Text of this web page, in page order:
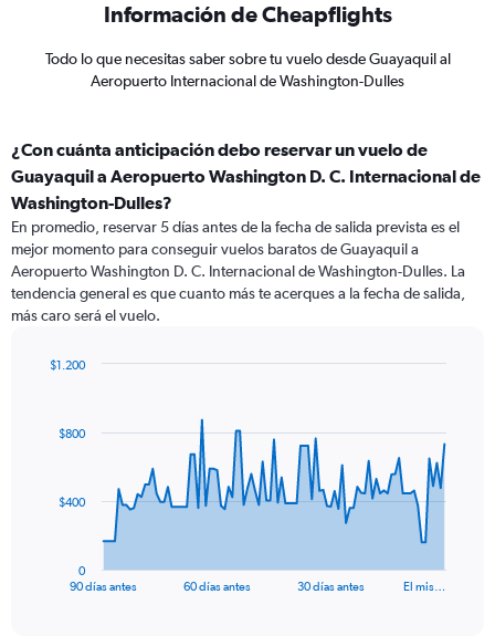
Información de Cheapflights
Todo lo que necesitas saber sobre tu vuelo desde Guayaquil al
Aeropuerto Internacional de Washington-Dulles
¿Con cuánta anticipación debo reservar un vuelo de
Guayaquil a Aeropuerto Washington D. C. Internacional de
Washington-Dulles?
En promedio, reservar 5 días antes de la fecha de salida prevista es el
mejor momento para conseguir vuelos baratos de Guayaquil a
Aeropuerto Washington D. C. Internacional de Washington-Dulles. La
tendencia general es que cuanto más te acerques a la fecha de salida,
más caro será el vuelo.
data
The
90 días antes 60 días antes 30 días antes El mis…
0
$400
$800
$1.200